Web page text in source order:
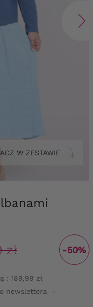
W ZESTAWIE
zł -50%
: 189,99 zł
newslettera -